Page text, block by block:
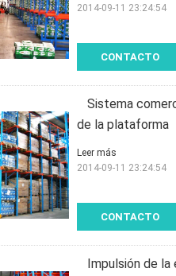
CONTACTO
2014-09-11 23:24:54
Sistema
de la plataforma
CONTACTO
Leer más
2014-09-11 23:24:54
Impulsión de